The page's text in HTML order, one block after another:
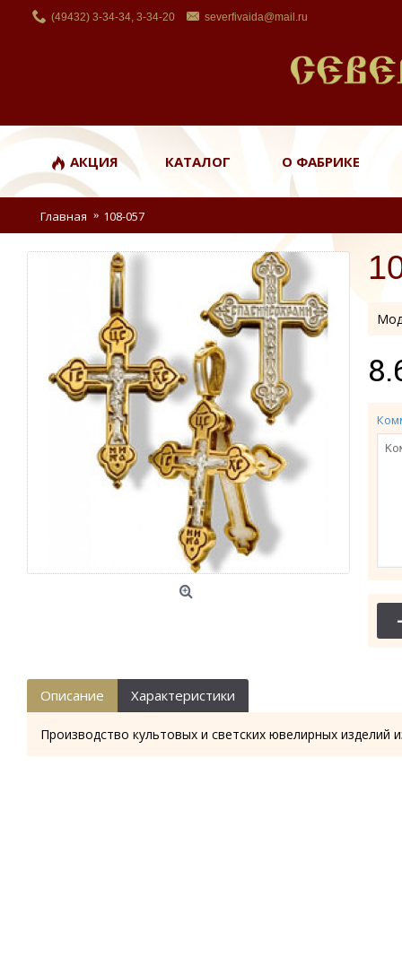
(49432) 3-34-34, 3-34-20 severfivaida@mail.ru
АКЦИЯ КАТАЛОГ О ФАБРИКЕ
Главная 108-057
-
Описание Характеристики
Производство культовых и светских ювелирных изделий